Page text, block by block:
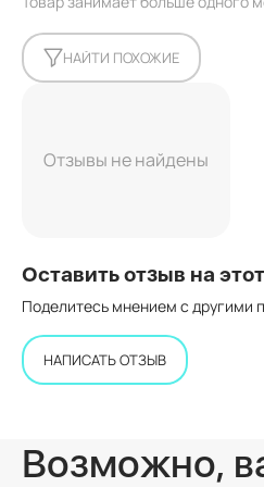
НАЙТИ ПОХОЖИЕ
Отзывы не найдены
Оставить отзыв на
Поделитесь мнением с другими
НАПИСАТЬ ОТЗЫВ
Возможно,